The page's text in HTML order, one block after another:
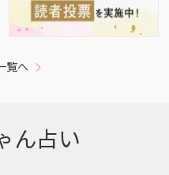
覧へ
ん占い